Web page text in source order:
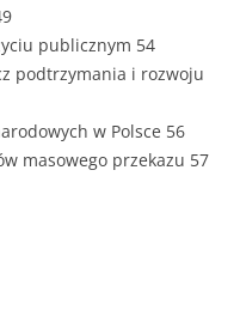
publicznym 54
podtrzymania i rozwoju
w Polsce 56
masowego przekazu 57